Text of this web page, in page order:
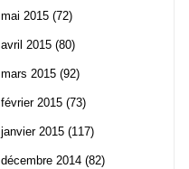
mai 2015 (72)
avril 2015 (80)
mars 2015 (92)
février 2015 (73)
janvier 2015 (117)
décembre 2014 (82)